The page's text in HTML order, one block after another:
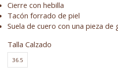
Cierre con hebilla
Tacón forrado de piel
Suela de cuero con una pieza de
Talla Calzado
36.5